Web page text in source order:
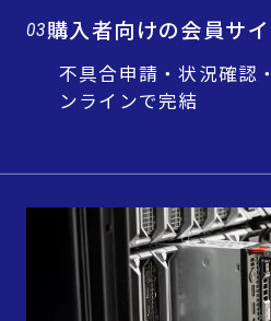
03購入者向けの会員サ
不具合申請・状況確認
ンラインで完結